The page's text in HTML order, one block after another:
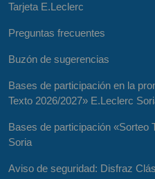
Tarjeta E.Leclerc
Preguntas frecuentes
Buzón de sugerencias
Bases de participación en la
Texto 2026/2027» E.Leclerc
Bases de participación «Sorteo
Soria
Aviso de seguridad: Disfraz